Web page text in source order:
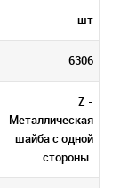
шт
6306
Z -
Металлическая
шайба с одной
стороны.